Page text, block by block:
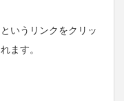
いうリンクをクリッ
ます。